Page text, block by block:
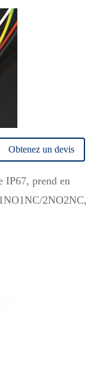
Obtenez un devis
IP67, prend en
2NO2NC,